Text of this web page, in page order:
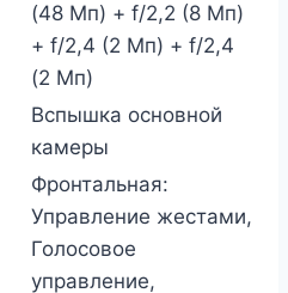
(48 Мп) + f/2,2 (8 Мп)
+ f/2,4 (2 Мп) + f/2,4
(2 Мп)
Вспышка основной
камеры
Фронтальная:
Управление жестами,
Голосовое
управление,